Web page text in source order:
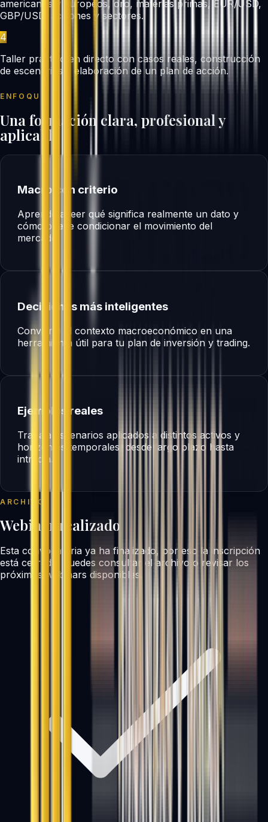
americanos y europeos, oro, materias primas, EUR/USD,
GBP/USD, acciones y sectores.
4
Taller práctico en directo con casos reales, construcción
de escenarios y elaboración de un plan de acción.
ENFOQUE
Una formación clara, profesional y
aplicable
Macro con criterio
Aprende a leer qué significa realmente un dato y
cómo puede condicionar el movimiento del
mercado.
Decisiones más inteligentes
Convierte el contexto macroeconómico en una
herramienta útil para tu plan de inversión y trading.
Ejemplos reales
Trabaja escenarios aplicados a distintos activos y
horizontes temporales, desde largo plazo hasta
intradía.
ARCHIVO
Webinar realizado
Esta convocatoria ya ha finalizado, por eso la inscripción
está cerrada. Puedes consultar el archivo o revisar los
próximos webinars disponibles.